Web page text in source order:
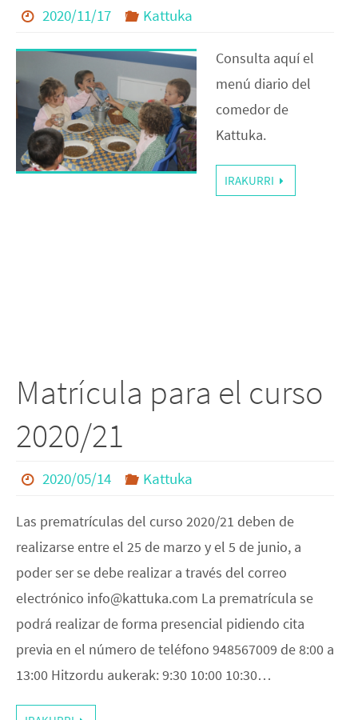
2020/11/17 Kattuka
Consulta aquí el
menú diario del
comedor de
Kattuka.
IRAKURRI
Matrícula para el curso
2020/21
2020/05/14 Kattuka
Las prematrículas del curso 2020/21 deben de
realizarse entre el 25 de marzo y el 5 de junio, a
poder ser se debe realizar a través del correo
electrónico info@kattuka.com La prematrícula se
podrá realizar de forma presencial pidiendo cita
previa en el número de teléfono 948567009 de 8:00 a
13:00 Hitzordu aukerak: 9:30 10:00 10:30…